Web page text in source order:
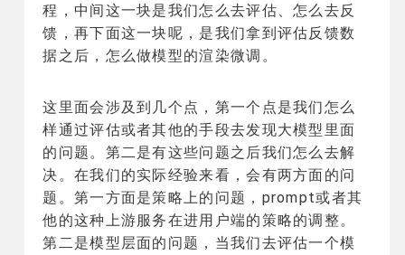
程，中间这一块是我们怎么去评估、怎么去反
馈，再下面这一块呢，是我们拿到评估反馈数
据之后，怎么做模型的渲染微调。
这里面会涉及到几个点，第一个点是我们怎么
样通过评估或者其他的手段去发现大模型里面
的问题。第二是有这些问题之后我们怎么去解
决。在我们的实际经验来看，会有两方面的问
题。第一方面是策略上的问题，prompt或者其
他的这种上游服务在进用户端的策略的调整。
第二是模型层面的问题，当我们去评估一个模